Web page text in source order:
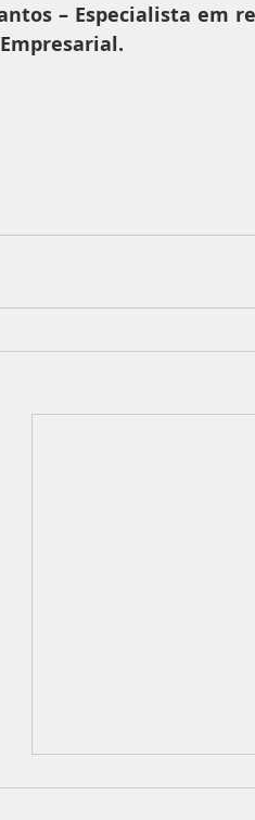
– Especialista em